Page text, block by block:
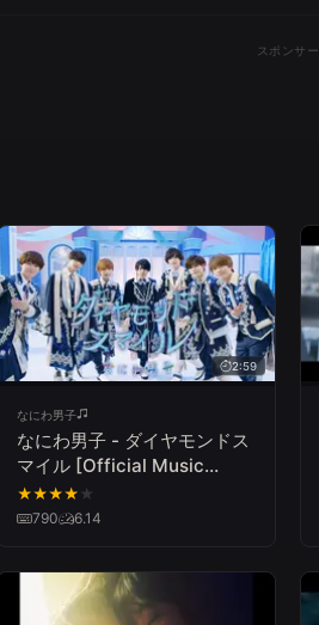
スポンサー
2:59
なにわ男子
なにわ男子 - ダイヤモンドス
マイル [Official Music
Video] YouTube ver.
★★★★ ★
790
6.14